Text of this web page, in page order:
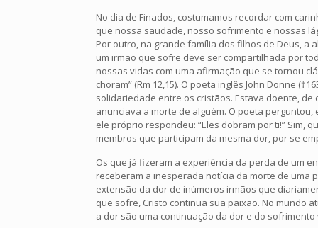
No dia de Finados, costumamos recordar com
que nossa saudade, nosso sofrimento e nossas
Por outro, na grande família dos filhos de Deus, a
um irmão que sofre deve ser compartilhada por
nossas vidas com uma afirmação que se tornou
choram” (Rm 12,15). O poeta inglês John Donne
solidariedade entre os cristãos. Estava doente,
anunciava a morte de alguém. O poeta perguntou,
ele próprio respondeu: “Eles dobram por ti!” Sim,
membros que participam da mesma dor, por se
Os que já fizeram a experiência da perda de um
receberam a inesperada notícia da morte de uma
extensão da dor de inúmeros irmãos que
que sofre, Cristo continua sua paixão. No mundo
a dor são uma continuação da dor e do